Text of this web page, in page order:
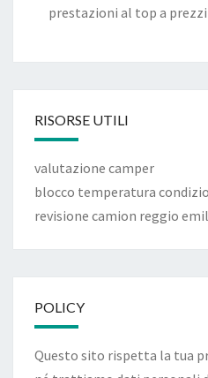
prestazioni al top a
RISORSE UTILI
valutazione camper
blocco temperatura
revisione camion reggio
POLICY
Questo sito rispetta la tua